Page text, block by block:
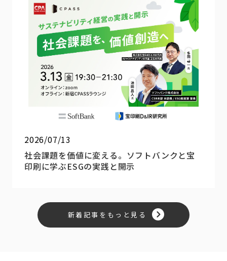
2026/07/13
社会課題を価値に変える。ソフトバンクと宝
印刷に学ぶESGの実践と開示
新着記事をもっと見る